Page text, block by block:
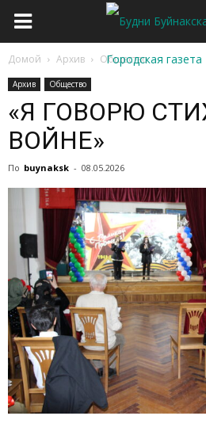
Домой Архив Общество
Архив Общество
«Я ГОВОРЮ
ВОЙНЕ»
По buynaksk - 08.05.2026